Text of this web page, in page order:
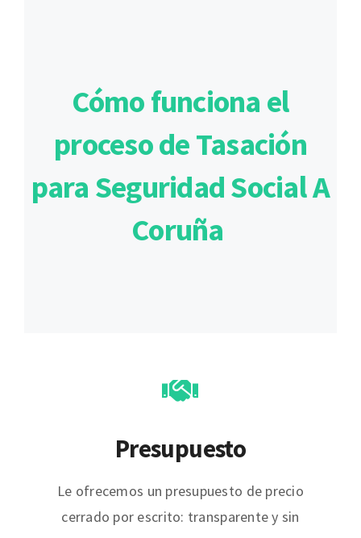
Cómo funciona el
proceso de Tasación
para Seguridad Social A
Coruña
Presupuesto
Le ofrecemos un presupuesto de precio
cerrado por escrito: transparente y sin